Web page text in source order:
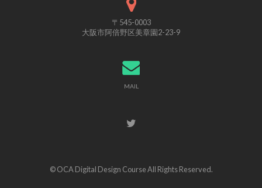
〒545-0003
大阪市阿倍野区美章園2-23-9
MAIL
© OCA Digital Design Course All Rights Reserved.